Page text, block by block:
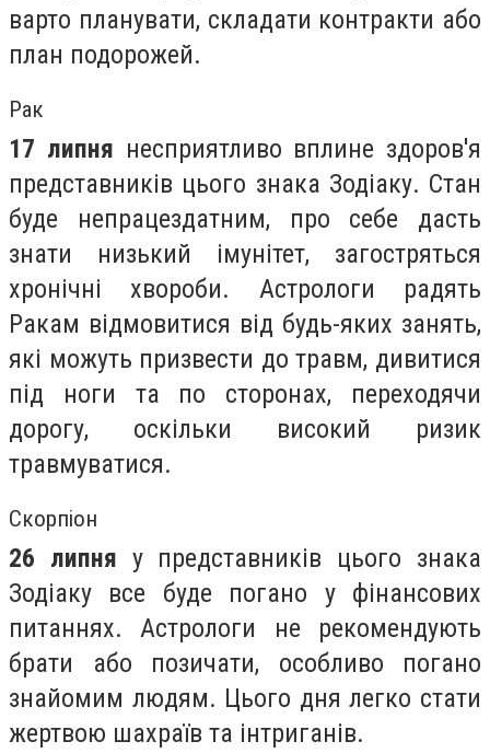
варто планувати, складати контракти або
план подорожей.
Рак
17 липня несприятливо вплине здоров'я
представників цього знака Зодіаку. Стан
буде непрацездатним, про себе дасть
знати низький імунітет, загостряться
хронічні хвороби. Астрологи радять
Ракам відмовитися від будь-яких занять,
які можуть призвести до травм, дивитися
під ноги та по сторонах, переходячи
дорогу, оскільки високий ризик
травмуватися.
Скорпіон
26 липня у представників цього знака
Зодіаку все буде погано у фінансових
питаннях. Астрологи не рекомендують
брати або позичати, особливо погано
знайомим людям. Цього дня легко стати
жертвою шахраїв та інтриганів.